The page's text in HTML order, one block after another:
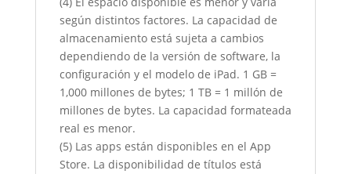
según distintos factores. La capacidad de
almacenamiento está sujeta a cambios
dependiendo de la versión de software, la
configuración y el modelo de iPad. 1 GB =
1,000 millones de bytes; 1 TB = 1 millón de
millones de bytes. La capacidad formateada
real es menor.
(5) Las apps están disponibles en el App
Store. La disponibilidad de títulos está